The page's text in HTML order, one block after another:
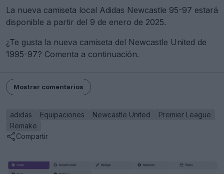
La nueva camiseta local Adidas Newcastle 95-97 estará
disponible a partir del 9 de enero de 2025.
¿Te gusta la nueva camiseta del Newcastle United de
1995-97? Comenta a continuación.
Mostrar comentarios
adidas Equipaciones Newcastle United
Premier League
Remake
Compartir